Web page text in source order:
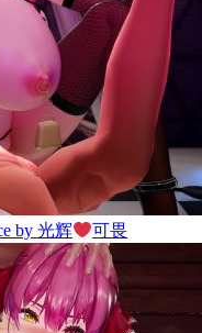
by 光辉 可畏